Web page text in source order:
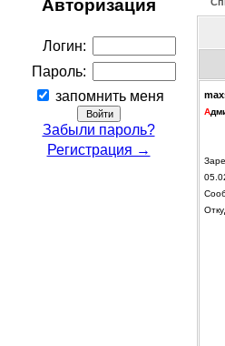
Авторизация
Логин:
Пароль:
запомнить меня
Забыли пароль?
Регистрация →
А